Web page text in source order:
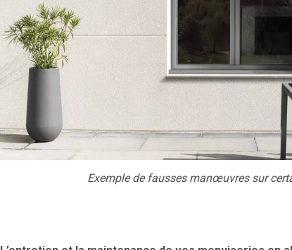
Exemple de fausses manœuvres sur